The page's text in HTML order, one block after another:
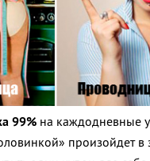
99% на каждодневные
произойдет в